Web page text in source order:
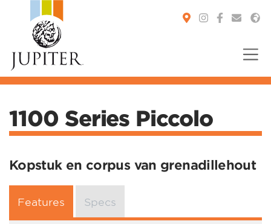
1100 Series Piccolo
Kopstuk en corpus van grenadillehout
Features Specs